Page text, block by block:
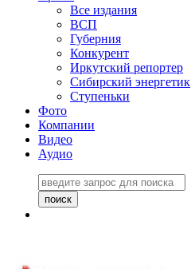
Все издания
ВСП
Губерния
Конкурент
Иркутский репортер
Сибирский энергетик
Ступеньки
Фото
Компании
Видео
Аудио